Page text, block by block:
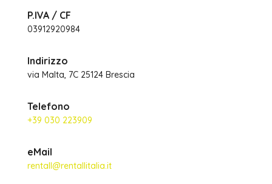
P.IVA / CF
03912920984
Indirizzo
via Malta, 7C 25124 Brescia
Telefono
+39 030 223909
eMail
rentall@rentallitalia.it